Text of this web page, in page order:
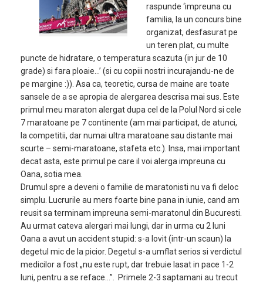
raspunde ‘impreuna cu
familia, la un concurs bine
organizat, desfasurat pe
un teren plat, cu multe
puncte de hidratare, o temperatura scazuta (in jur de 10
grade) si fara ploaie…’ (si cu copiii nostri incurajandu-ne de
pe margine :)). Asa ca, teoretic, cursa de maine are toate
sansele de a se apropia de alergarea descrisa mai sus. Este
primul meu maraton alergat dupa cel de la Polul Nord si cele
7 maratoane pe 7 continente (am mai participat, de atunci,
la competitii, dar numai ultra maratoane sau distante mai
scurte – semi-maratoane, stafeta etc.). Insa, mai important
decat asta, este primul pe care il voi alerga impreuna cu
Oana, sotia mea.
Drumul spre a deveni o familie de maratonisti nu va fi deloc
simplu. Lucrurile au mers foarte bine pana in iunie, cand am
reusit sa terminam impreuna semi-maratonul din Bucuresti.
Au urmat cateva alergari mai lungi, dar in urma cu 2 luni
Oana a avut un accident stupid: s-a lovit (intr-un scaun) la
degetul mic de la picior. Degetul s-a umflat serios si verdictul
medicilor a fost „nu este rupt, dar trebuie lasat in pace 1-2
luni, pentru a se reface…”. Primele 2-3 saptamani au trecut